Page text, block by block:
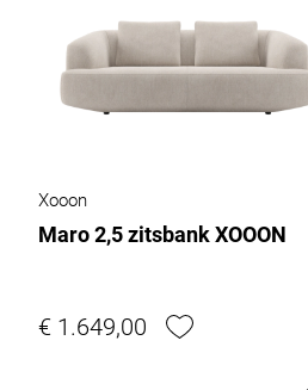
Xooon
Maro 2,5 zitsbank XOOON
€ 1.649,00